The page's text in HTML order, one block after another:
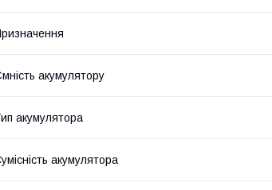
акумулятору
акумулятора
акумулятора